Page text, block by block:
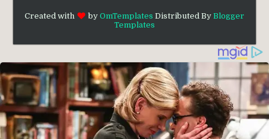
Created with by OmTemplates Distributed By Blogger
Templates